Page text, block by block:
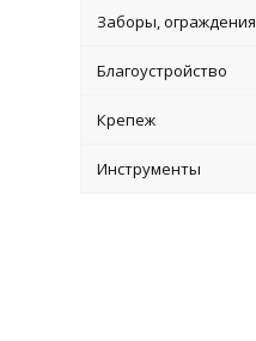
Заборы, ограждения
Благоустройство
Крепеж
Инструменты